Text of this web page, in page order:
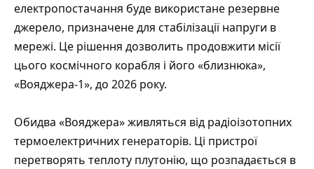
електропостачання буде використане резервне
джерело, призначене для стабілізації напруги в
мережі. Це рішення дозволить продовжити місії
цього космічного корабля і його «близнюка»,
«Вояджера-1», до 2026 року.
Обидва «Вояджера» живляться від радіоізотопних
термоелектричних генераторів. Ці пристрої
перетворять теплоту плутонію, що розпадається в